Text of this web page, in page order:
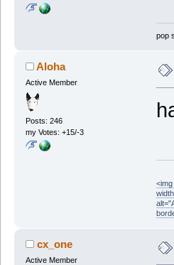
pop
Aloha
Active Member
Posts: 246
my Votes: +15/-3
cx_one
Active Member